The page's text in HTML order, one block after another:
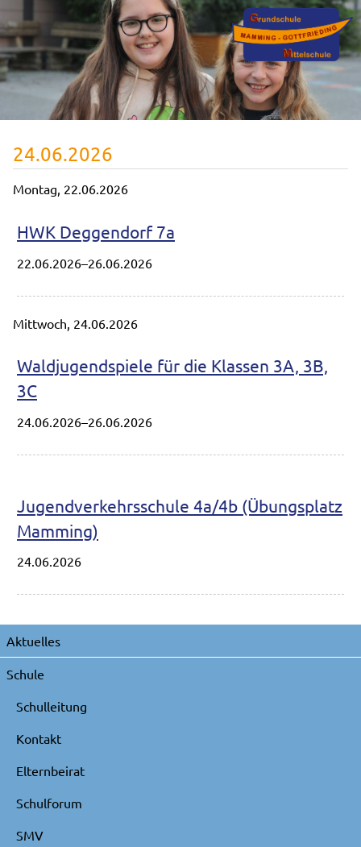
24.06.2026
Montag, 22.06.2026
HWK Deggendorf 7a
22.06.2026–26.06.2026
Mittwoch, 24.06.2026
Waldjugendspiele für die Klassen 3A, 3B,
3C
24.06.2026–26.06.2026
Jugendverkehrsschule 4a/4b (Übungsplatz
Mamming)
24.06.2026
Navigation
Aktuelles
Schule
Schulleitung
Kontakt
Elternbeirat
Schulforum
SMV